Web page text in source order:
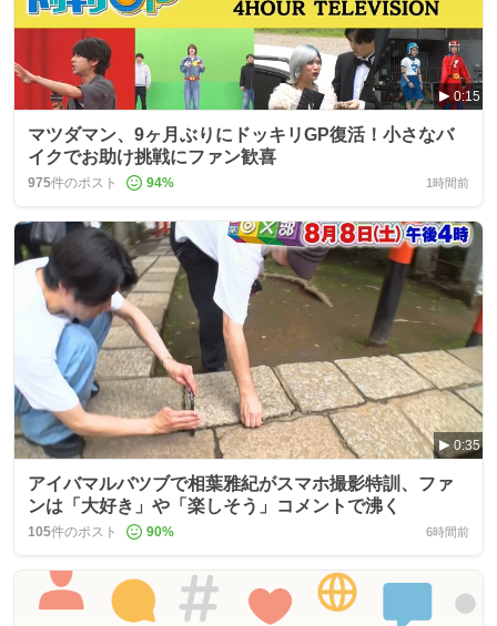
0:15
マツダマン、9ヶ月ぶりにドッキリGP復活！小さなバ
イクでお助け挑戦にファン歓喜
975件のポスト 94% 1時間前
0:35
アイバマルバツブで相葉雅紀がスマホ撮影特訓、ファ
ンは「大好き」や「楽しそう」コメントで沸く
105件のポスト 90% 6時間前